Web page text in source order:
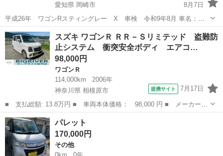
愛知県 岡崎市
8月7日
平成26年 ワゴンRスティングレー X 車検 令和9年8月 車名：ワ
ゴンRスティングレー X 型式：MH34S 車検：令和09年08月 走行：
138,000km 傷などは写真、又は現車確認にてご判断下さい。...
愛知 岡崎市 ワゴンＲ
スズキ ワゴンＲ ＲＲ－Ｓリミテッド 盗難防
止システム 衝突安全ボディ エアコ…
98,000円
ワゴンＲ
114,000km
2006年
神奈川県 相模原市
提携サイト 7月17日
■ 支払総額: 13.8万円 ■ 車両本体価格： 98,000 円 ■ メーカー
名： スズキ ■ 車種名： ワゴンＲ ■ グレード名： ＲＲ－Ｓリ
ミテッド 盗難防止システム 衝突安全ボディ エアコン 運転席エ
アバッグ フル...
神奈川 相模原市 ワゴンＲ
パレット
170,000円
その他